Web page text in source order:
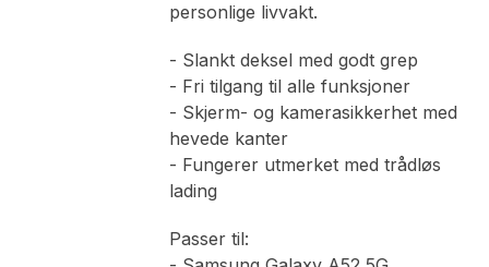
personlige livvakt.
- Slankt deksel med godt grep
- Fri tilgang til alle funksjoner
- Skjerm- og kamerasikkerhet med
hevede kanter
- Fungerer utmerket med trådløs
lading
Passer til: